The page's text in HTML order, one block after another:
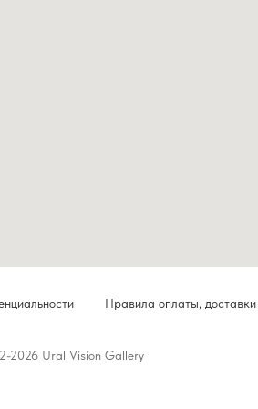
Правила оплаты,
2026 Ural Vision Gallery